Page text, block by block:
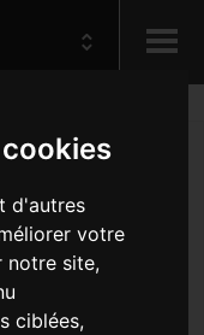
d'autres
votre
notre site,
ciblées,